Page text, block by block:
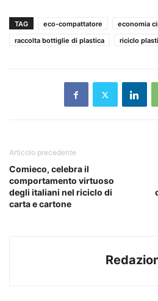
TAG eco-compattatore
economia
raccolta bottiglie di plastica
riciclo
Articolo precedente
Comieco, celebra il
comportamento virtuoso
degli italiani nel riciclo di
carta e cartone